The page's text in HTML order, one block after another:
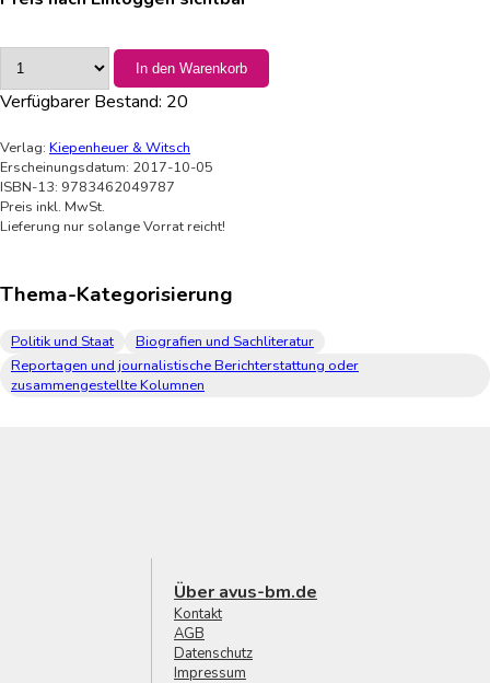
In den Warenkorb
Verfügbarer Bestand: 20
Verlag: Kiepenheuer & Witsch
Erscheinungsdatum: 2017-10-05
ISBN-13: 9783462049787
Preis inkl. MwSt.
Lieferung nur solange Vorrat reicht!
Thema-Kategorisierung
Politik und Staat
Biografien und Sachliteratur
Reportagen und journalistische Berichterstattung oder
zusammengestellte Kolumnen
Über avus-bm.de
Kontakt
AGB
Datenschutz
Impressum